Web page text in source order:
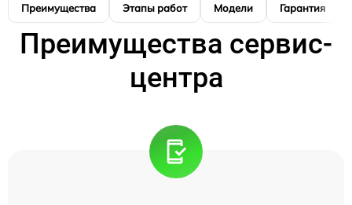
Преимущества Этапы работ Модели Гарантия
Преимущества сервис-
центра